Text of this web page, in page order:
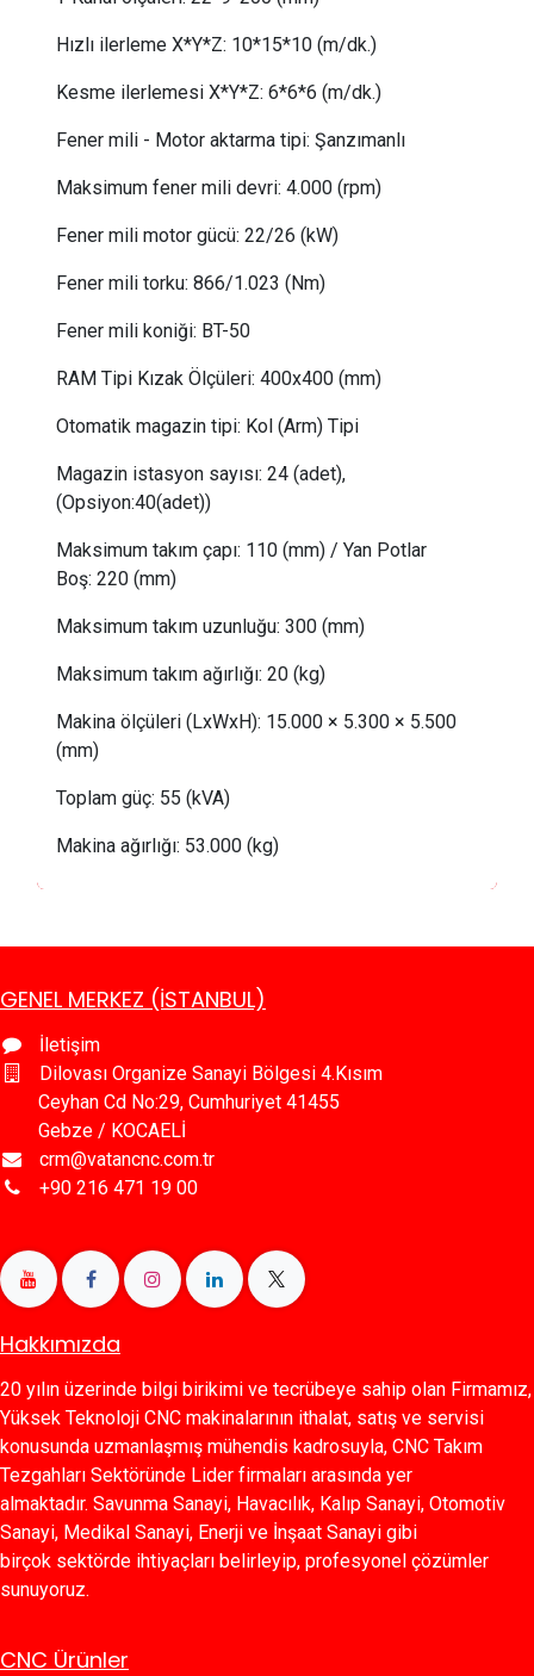
Hızlı ilerleme X*Y*Z: 10*15*10 (m/dk.)
Kesme ilerlemesi X*Y*Z: 6*6*6 (m/dk.)
Fener mili - Motor aktarma tipi: Şanzımanlı
Maksimum fener mili devri: 4.000 (rpm)
Fener mili motor gücü: 22/26 (kW)
Fener mili torku: 866/1.023 (Nm)
Fener mili koniği: BT-50
RAM Tipi Kızak Ölçüleri: 400x400 (mm)
Otomatik magazin tipi: Kol (Arm) Tipi
Magazin istasyon sayısı: 24 (adet),
(Opsiyon:40(adet))
Maksimum takım çapı: 110 (mm) / Yan Potlar
Boş: 220 (mm)
Maksimum takım uzunluğu: 300 (mm)
Maksimum takım ağırlığı: 20 (kg)
Makina ölçüleri (LxWxH): 15.000 × 5.300 × 5.500
(mm)
Toplam güç: 55 (kVA)
Makina ağırlığı: 53.000 (kg)
GENEL MERKEZ (İSTANBUL)
İletişim
Dilovası Organize Sanayi Bölgesi 4.Kısım
Ceyhan Cd No:29, Cumhuriyet 41455
Gebze / KOCAELİ
crm@vatancnc.com.tr
+90 216 471 19 00
Hakkımızda
20 yılın üzerinde bilgi birikimi ve tecrübeye sahip olan Firmamız,
Yüksek Teknoloji CNC makinalarının ithalat, satış ve servisi
konusunda uzmanlaşmış mühendis kadrosuyla, CNC Takım
Tezgahları Sektöründe Lider firmaları arasında yer
almaktadır. Savunma Sanayi, Havacılık, Kalıp Sanayi, Otomotiv
Sanayi, Medikal Sanayi, Enerji ve İnşaat Sanayi gibi
birçok sektörde ihtiyaçları belirleyip, profesyonel çözümler
sunuyoruz.
CNC Ürünler